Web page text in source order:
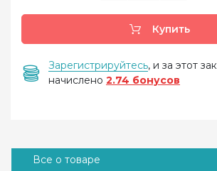
Купить
Зарегистрируйтесь, и за этот
начислено 2.74 бонусов
Все о товаре